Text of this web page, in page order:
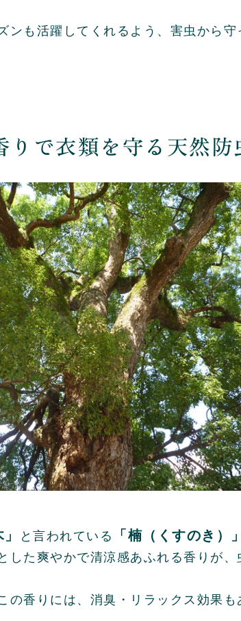
ンも活躍してくれるよう、害虫から守
りで衣類を守る 天然防
と言われている 「楠（くすのき）
した爽やかで清涼感あふれる香りが
の香りには、消臭・リラックス効果も